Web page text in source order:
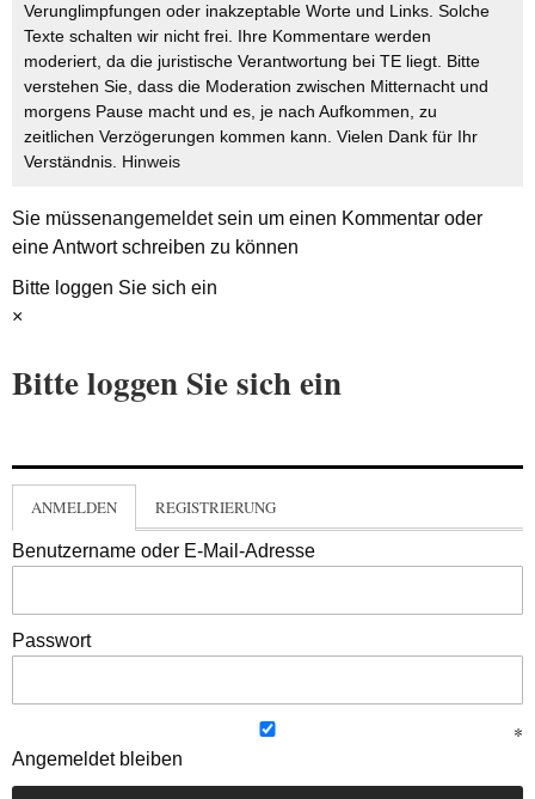
Verunglimpfungen oder inakzeptable Worte und Links. Solche
Texte schalten wir nicht frei. Ihre Kommentare werden
moderiert, da die juristische Verantwortung bei TE liegt. Bitte
verstehen Sie, dass die Moderation zwischen Mitternacht und
morgens Pause macht und es, je nach Aufkommen, zu
zeitlichen Verzögerungen kommen kann. Vielen Dank für Ihr
Verständnis. Hinweis
Sie müssenangemeldetsein um einen Kommentar oder
eine Antwort schreiben zu können
Bitte loggen Sie sich ein
×
Bitte loggen Sie sich ein
ANMELDEN REGISTRIERUNG
Benutzername oder E-Mail-Adresse
Passwort
Angemeldet bleiben